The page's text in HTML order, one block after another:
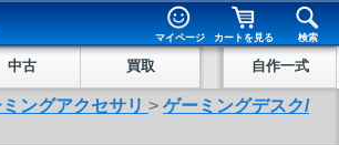
マイページ カートを見る 検索
中古 買取 自作一式
ングアクセサリ > ゲーミングデスク/